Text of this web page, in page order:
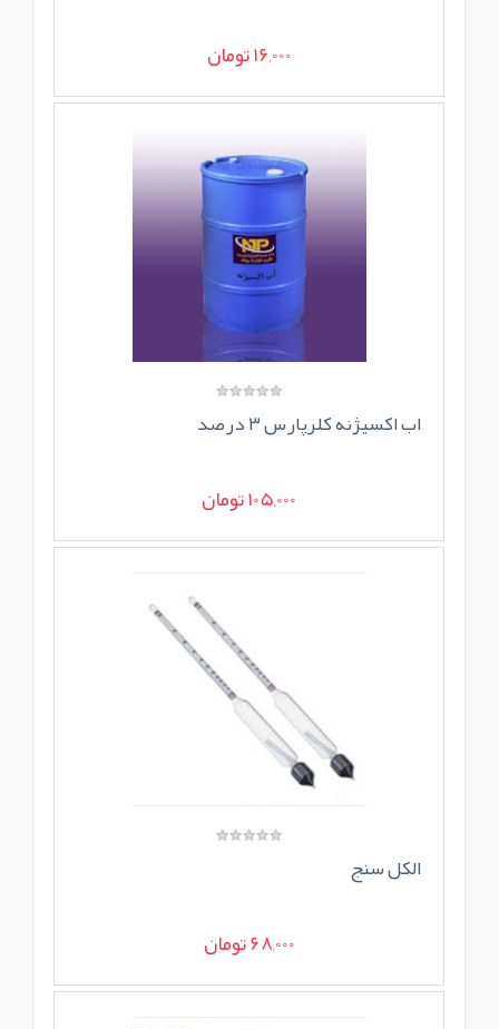
16,000 تومان
اب اکسیژنه کلرپارس ۳ درصد
105,000 تومان
الکل سنج
68,000 تومان